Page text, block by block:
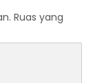
Ruas yang